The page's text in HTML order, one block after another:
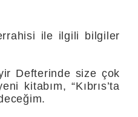
ile ilgili bilgiler
Defterinde size çok
kitabım, “Kıbrıs’ta